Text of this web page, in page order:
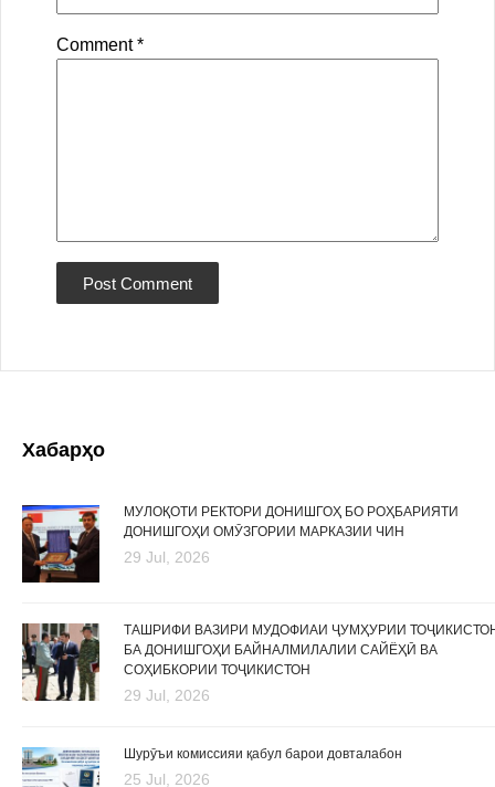
Comment*
Хабарҳо
МУЛОҚОТИ РЕКТОРИ ДОНИШГОҲ БО РОҲБАРИЯТИ
ДОНИШГОҲИ ОМӮЗГОРИИ МАРКАЗИИ ЧИН
29 Jul, 2026
ТАШРИФИ ВАЗИРИ МУДОФИАИ ҶУМҲУРИИ
БА ДОНИШГОҲИ БАЙНАЛМИЛАЛИИ САЙЁҲӢ ВА
СОҲИБКОРИИ ТОҶИКИСТОН
29 Jul, 2026
Шурӯъи комиссияи қабул барои довталабон
25 Jul, 2026